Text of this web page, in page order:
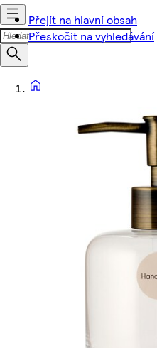
Přejít na hlavní obsah
Přeskočit na vyhledávání